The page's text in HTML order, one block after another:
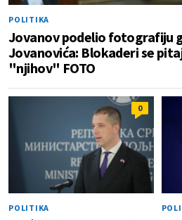
POLITIKA
Jovanov podelio fotografiju
Jovanovića: Blokaderi se
"njihov" FOTO
0
POLITIKA